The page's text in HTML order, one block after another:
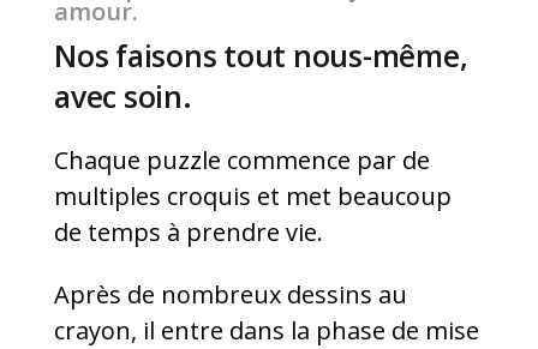
amour.
Nos faisons tout nous-même,
avec soin.
Chaque puzzle commence par de
multiples croquis et met beaucoup
de temps à prendre vie.
Après de nombreux dessins au
crayon, il entre dans la phase de mise